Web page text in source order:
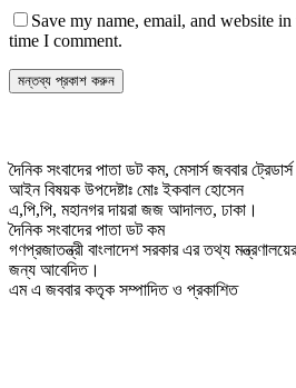
Save my name, email, and website
time I comment.
দৈনিক সংবাদের পাতা ডট কম, মেসার্স জববার
আইন বিষয়ক উপদেষ্টাঃ মোঃ ইকবাল হোসেন
এ,পি,পি, মহানগর দায়রা জজ আদালত, ঢাকা।
দৈনিক সংবাদের পাতা ডট কম
গণপ্রজাতন্ত্রী বাংলাদেশ সরকার এর তথ্য
জন্য আবেদিত।
এম এ জববার কতৃক সম্পাদিত ও প্রকাশিত